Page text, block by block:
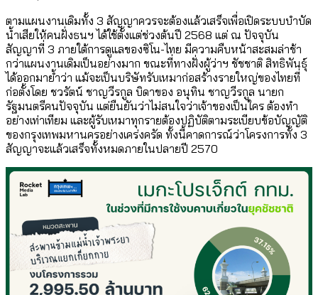
ตามแผนงานเดิมทั้ง 3 สัญญาควรจะต้องแล้วเสร็จเพื่อเปิดระบบบำบัด
น้ำเสียให้คนฝั่งธนฯ ได้ใช้ตั้งแต่ช่วงต้นปี 2568 แต่ ณ ปัจจุบัน
สัญญาที่ 3 ภายใต้การดูแลของซิโน-ไทย มีความคืบหน้าสะสมล่าช้า
กว่าแผนงานเดิมเป็นอย่างมาก ขณะที่ทางฝั่งผู้ว่าฯ ชัชชาติ สิทธิพันธุ์
ได้ออกมาย้ำว่า แม้จะเป็นบริษัทรับเหมาก่อสร้างรายใหญ่ของไทยที่
ก่อตั้งโดย ชวรัตน์ ชาญวีรกูล บิดาของ อนุทิน ชาญวีรกูล นายก
รัฐมนตรีคนปัจจุบัน แต่ยืนยันว่าไม่สนใจว่าเจ้าของเป็นใคร ต้องทำ
อย่างเท่าเทียม และผู้รับเหมาทุกรายต้องปฏิบัติตามระเบียบข้อบัญญัติ
ของกรุงเทพมหานครอย่างเคร่งครัด ทั้งนี้คาดการณ์ว่าโครงการทั้ง 3
สัญญาจะแล้วเสร็จทั้งหมดภายในปลายปี 2570